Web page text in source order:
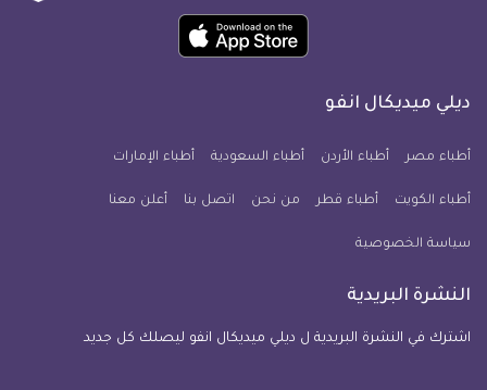
فيسبوكتويتر
ميديكال
يوتيوب
ميديكال
انفو
ميديكال
انفو
ميديكال
انفو
حمل
تطبيق
معلومة
للآيفون
ديلي ميديكال انفو
أطباء مصر أطباء الأردن أطباء السعودية أطباء الإمارات
أطباء الكويت أطباء قطر من نحن اتصل بنا أعلن معنا
سياسة الخصوصية
النشرة البريدية
اشترك في النشرة البريدية ل ديلي ميديكال انفو ليصلك كل جديد